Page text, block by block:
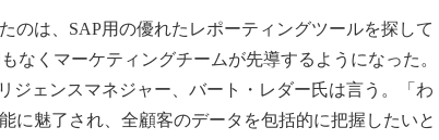
のは、SAP用の優れたレポーティングツールを探して
なくマーケティングチームが先導するようになった。
ジェンスマネジャー、バート・レダー氏は言う。「わ
に魅了され、全顧客のデータを包括的に把握したいと